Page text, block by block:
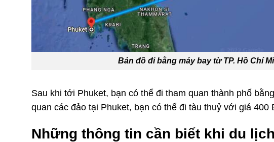
Bản đồ đi bằng máy bay từ TP. Hồ Chí
Sau khi tới Phuket, bạn có thể đi tham quan thành phố
quan các đảo tại Phuket, bạn có thể đi tàu thuỷ với giá
Những thông tin cần biết khi du